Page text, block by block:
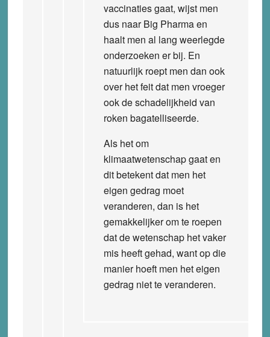
vaccinaties gaat, wijst men
dus naar Big Pharma en
haalt men al lang weerlegde
onderzoeken er bij. En
natuurlijk roept men dan ook
over het feit dat men vroeger
ook de schadelijkheid van
roken bagatelliseerde.
Als het om
klimaatwetenschap gaat en
dit betekent dat men het
eigen gedrag moet
veranderen, dan is het
gemakkelijker om te roepen
dat de wetenschap het vaker
mis heeft gehad, want op die
manier hoeft men het eigen
gedrag niet te veranderen.